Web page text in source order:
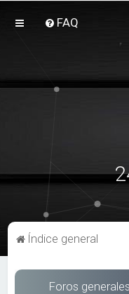
FAQ
Índice general
Foros